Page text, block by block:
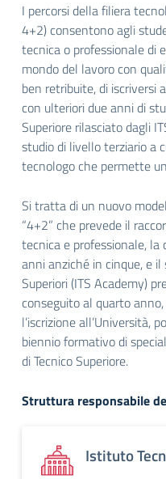
I percorsi della filiera
4+2) consentono agli
tecnica o professionale di
mondo del lavoro con
ben retribuite, di iscriversi
con ulteriori due anni di
Superiore rilasciato dagli
studio di livello terziario a
tecnologo che permette
Si tratta di un nuovo
“4+2” che prevede il
tecnica e professionale,
anni anziché in cinque, e
Superiori (ITS Academy)
conseguito al quarto
l’iscrizione all’Università,
biennio formativo di
di Tecnico Superiore.
Struttura responsabile
Istituto